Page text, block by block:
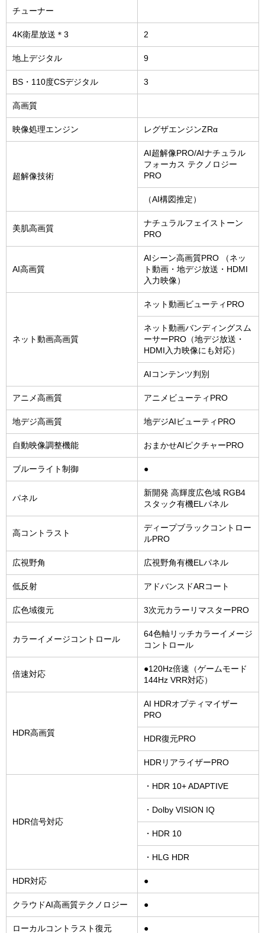
チューナー
4K衛星放送＊3 2
地上デジタル 9
BS・110度CSデジタル 3
高画質
映像処理エンジン レグザエンジンZRα
超解像技術
AI超解像PRO/AIナチュラル
フォーカス テクノロジー
PRO
（AI構図推定）
美肌高画質
ナチュラルフェイストーン
PRO
AI高画質
AIシーン高画質PRO （ネッ
ト動画・地デジ放送・HDMI
入力映像）
ネット動画高画質
ネット動画ビューティPRO
ネット動画バンディングスム
ーサーPRO（地デジ放送・
HDMI入力映像にも対応）
AIコンテンツ判別
アニメ高画質 アニメビューティPRO
地デジ高画質 地デジAIビューティPRO
自動映像調整機能 おまかせAIピクチャーPRO
ブルーライト制御 ●
パネル
新開発 高輝度広色域 RGB4
スタック有機ELパネル
高コントラスト
ディープブラックコントロー
ルPRO
広視野角 広視野角有機ELパネル
低反射 アドバンスドARコート
広色域復元 3次元カラーリマスターPRO
カラーイメージコントロール
64色軸リッチカラーイメージ
コントロール
倍速対応
●120Hz倍速（ゲームモード
144Hz VRR対応）
HDR高画質
AI HDRオプティマイザー
PRO
HDR復元PRO
HDRリアライザーPRO
HDR信号対応
・HDR 10+ ADAPTIVE
・Dolby VISION IQ
・HDR 10
・HLG HDR
HDR対応 ●
クラウドAI高画質テクノロジー ●
ローカルコントラスト復元 ●